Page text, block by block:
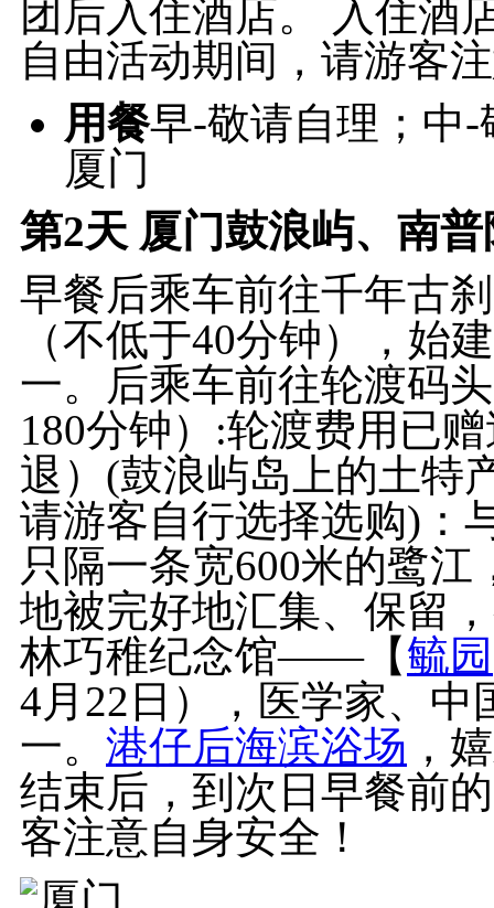
团后入住酒店。 入住酒
自由活动期间，请游客
用餐早-敬请自理；中
厦门
第2天 厦门鼓浪屿、南
早餐后乘车前往千年古
（不低于40分钟），始
一。后乘车前往轮渡码
180分钟）:轮渡费用已
退）(鼓浪屿岛上的土特
请游客自行选择选购)：
只隔一条宽600米的鹭
地被完好地汇集、保留
林巧稚纪念馆——【毓园
4月22日），医学家、
一。 港仔后海滨浴场 ，
结束后，到次日早餐前
客注意自身安全！